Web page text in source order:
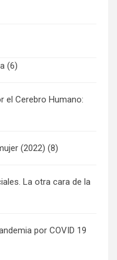
(6)
el Cerebro Humano:
(2022) (8)
La otra cara de la
por COVID 19